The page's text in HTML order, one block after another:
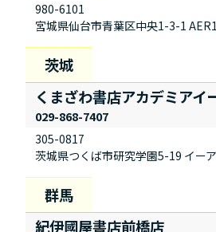
980-6101
宮城県仙台市青葉区中央1-3-1
くまざわ書店アカデミアイ
305-0817
茨城県つくば市研究学園5-19 イー
029-868-7407
紀伊國屋書店前橋店